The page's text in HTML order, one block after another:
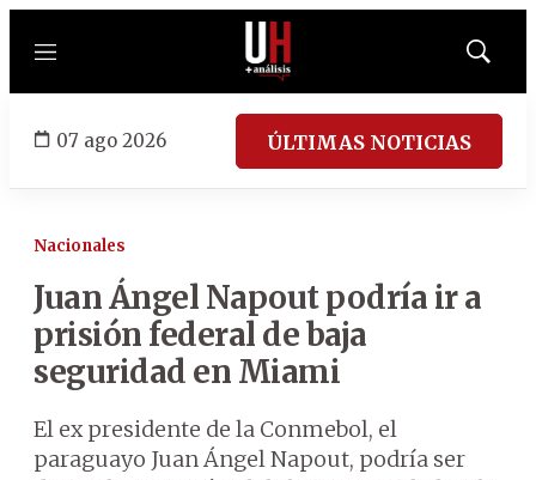
Menú
Mostrar
07 ago 2026 ÚLTIMAS NOTICIAS
Nacionales
Juan Ángel Napout podría ir a
prisión federal de baja
seguridad en Miami
El ex presidente de la Conmebol, el
paraguayo Juan Ángel Napout, podría ser